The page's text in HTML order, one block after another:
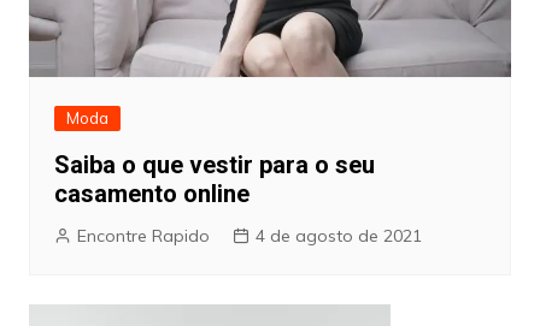
Moda
Saiba o que vestir para o seu
casamento online
Encontre Rapido 4 de agosto de 2021